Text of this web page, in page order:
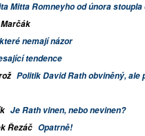
Mitta Romneyho od února stoupla
nemají názor
tendence
Politik David Rath obviněný, ale
Je Rath vinen, nebo nevinen?
Řezáč Opatrně!